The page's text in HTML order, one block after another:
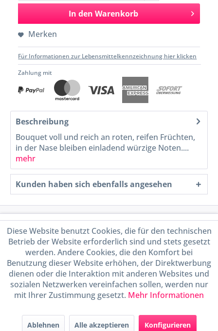
In den Warenkorb
Merken
Für Informationen zur Lebensmittelkennzeichnung hier klicken
Zahlung mit
Beschreibung
Bouquet voll und reich an roten, reifen Früchten,
in der Nase bleiben einladend würzige Noten....
mehr
Kunden haben sich ebenfalls angesehen
Service Hotline
Shop Service
Informationen
Handel mit BIO-Weinen
durch DE-ÖKO-009
Diese Website benutzt Cookies, die für den technischen
Betrieb der Website erforderlich sind und stets gesetzt
werden. Andere Cookies, die den Komfort bei
Benutzung dieser Website erhöhen, der Direktwerbung
dienen oder die Interaktion mit anderen Websites und
sozialen Netzwerken vereinfachen sollen, werden nur
mit Ihrer Zustimmung gesetzt. Mehr Informationen
Ablehnen Alle akzeptieren Konfigurieren